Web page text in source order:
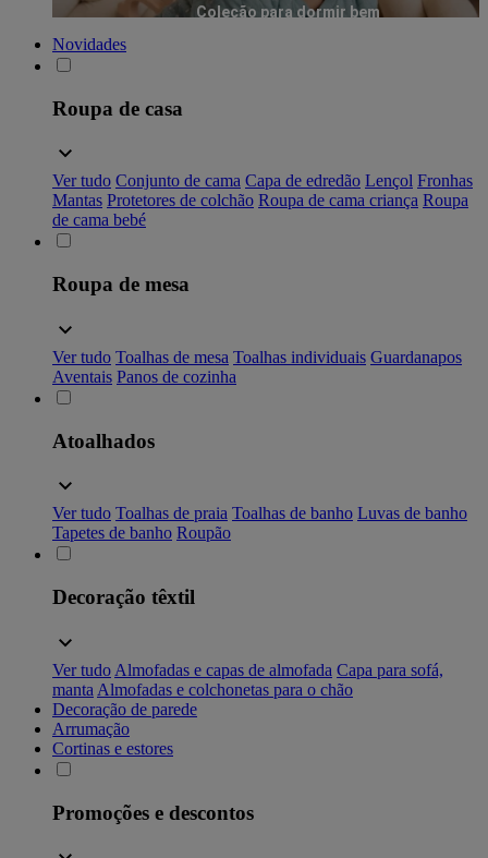
Coleção para dormir bem
Novidades
Roupa de casa
Ver tudo Conjunto de cama Capa de edredão Lençol Fronhas
Mantas Protetores de colchão Roupa de cama criança Roupa
de cama bebé
Roupa de mesa
Ver tudo Toalhas de mesa Toalhas individuais Guardanapos
Aventais Panos de cozinha
Atoalhados
Ver tudo Toalhas de praia Toalhas de banho Luvas de banho
Tapetes de banho Roupão
Decoração têxtil
Ver tudo Almofadas e capas de almofada Capa para sofá,
manta Almofadas e colchonetas para o chão
Decoração de parede
Arrumação
Cortinas e estores
Promoções e descontos